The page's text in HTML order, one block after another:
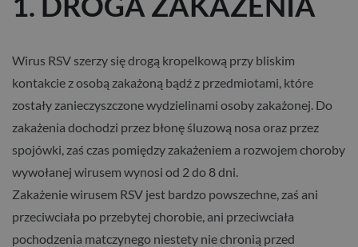
Wirus RSV szerzy się drogą kropelkową przy bliskim
kontakcie z osobą zakażoną bądź z przedmiotami, które
zostały zanieczyszczone wydzielinami osoby zakażonej. Do
zakażenia dochodzi przez błonę śluzową nosa oraz przez
spojówki, zaś czas pomiędzy zakażeniem a rozwojem choroby
wywołanej wirusem wynosi od 2 do 8 dni.
Zakażenie wirusem RSV jest bardzo powszechne, zaś ani
przeciwciała po przebytej chorobie, ani przeciwciała
pochodzenia matczynego niestety nie chronią przed